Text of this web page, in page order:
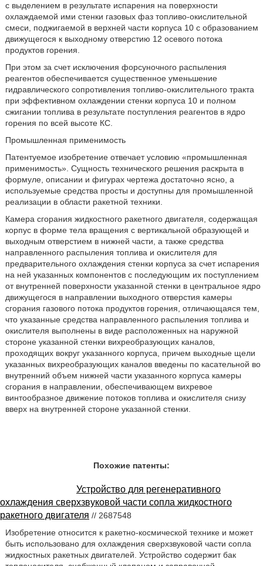
с выделением в результате испарения на поверхности
охлаждаемой ими стенки газовых фаз топливо-окислительной
смеси, поджигаемой в верхней части корпуса 10 с образованием
движущегося к выходному отверстию 12 осевого потока
продуктов горения.
При этом за счет исключения форсуночного распыления
реагентов обеспечивается существенное уменьшение
гидравлического сопротивления топливо-окислительного тракта
при эффективном охлаждении стенки корпуса 10 и полном
сжигании топлива в результате поступления реагентов в ядро
горения по всей высоте КС.
Промышленная применимость
Патентуемое изобретение отвечает условию «промышленная
применимость». Сущность технического решения раскрыта в
формуле, описании и фигурах чертежа достаточно ясно, а
используемые средства просты и доступны для промышленной
реализации в области ракетной техники.
Камера сгорания жидкостного ракетного двигателя, содержащая
корпус в форме тела вращения с вертикальной образующей и
выходным отверстием в нижней части, а также средства
направленного распыления топлива и окислителя для
предварительного охлаждения стенки корпуса за счет испарения
на ней указанных компонентов с последующим их поступлением
от внутренней поверхности указанной стенки в центральное ядро
движущегося в направлении выходного отверстия камеры
сгорания газового потока продуктов горения, отличающаяся тем,
что указанные средства направленного распыления топлива и
окислителя выполнены в виде расположенных на наружной
стороне указанной стенки вихреобразующих каналов,
проходящих вокруг указанного корпуса, причем выходные щели
указанных вихреобразующих каналов введены по касательной во
внутренний объем нижней части указанного корпуса камеры
сгорания в направлении, обеспечивающем вихревое
винтообразное движение потоков топлива и окислителя снизу
вверх на внутренней стороне указанной стенки.
Похожие патенты:
Устройство для регенеративного
охлаждения сверхзвуковой части сопла жидкостного
ракетного двигателя // 2687548
Изобретение относится к ракетно-космической технике и может
быть использовано для охлаждения сверхзвуковой части сопла
жидкостных ракетных двигателей. Устройство содержит бак